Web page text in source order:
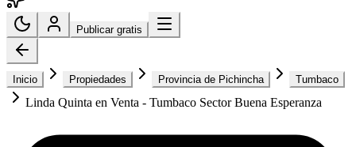
Publicar gratis
Inicio Propiedades Provincia de Pichincha Tumbaco
Linda Quinta en Venta - Tumbaco Sector Buena Esperanza